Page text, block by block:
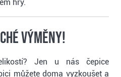
hry.
výměny!
Jen u nás čepice
můžete doma vyzkoušet a